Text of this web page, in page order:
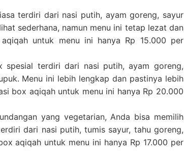
terdiri dari nasi putih, ayam goreng, sayur
sederhana, namun menu ini tetap lezat dan
untuk menu ini hanya Rp 15.000 per
spesial terdiri dari nasi putih, ayam goreng,
Menu ini lebih lengkap dan pastinya lebih
box aqiqah untuk menu ini hanya Rp 20.000
yang vegetarian, Anda bisa memilih
dari nasi putih, tumis sayur, tahu goreng,
aqiqah untuk menu ini hanya Rp 17.000 per